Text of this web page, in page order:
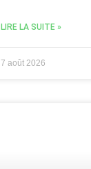
LIRE LA SUITE »
7 août 2026